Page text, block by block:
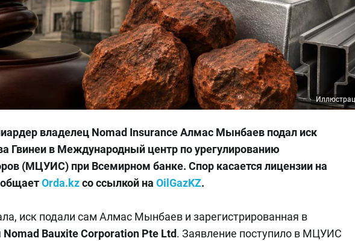
владелец Nomad Insurance Алмас Мынбаев подал иск
Гвинеи в Международный центр по урегулированию
(МЦУИС) при Всемирном банке. Спор касается лицензии на
Orda.kzсо ссылкой на OilGazKZ.
иск подали сам Алмас Мынбаев и зарегистрированная в
Nomad Bauxite Corporation Pte Ltd. Заявление поступило в МЦУИС